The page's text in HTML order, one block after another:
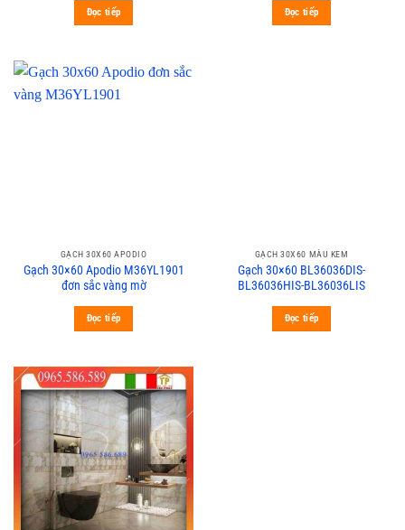
Đọc tiếp Đọc tiếp
GẠCH 30X60 APODIO
Gạch 30×60 Apodio M36YL1901
đơn sắc vàng mờ
Đọc tiếp
GẠCH 30X60 MÀU KEM
Gạch 30×60 BL36036DIS-
BL36036HIS-BL36036LIS
Đọc tiếp